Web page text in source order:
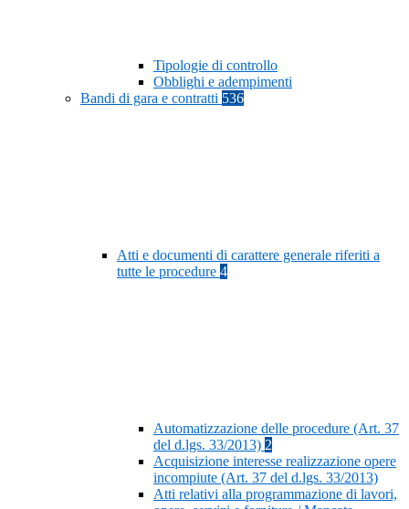
Tipologie di controllo
Obblighi e adempimenti
Bandi di gara e contratti 536
Atti e documenti di carattere generale riferiti a
tutte le procedure 4
Automatizzazione delle procedure (Art. 37
del d.lgs. 33/2013) 2
Acquisizione interesse realizzazione opere
incompiute (Art. 37 del d.lgs. 33/2013)
Atti relativi alla programmazione di lavori,